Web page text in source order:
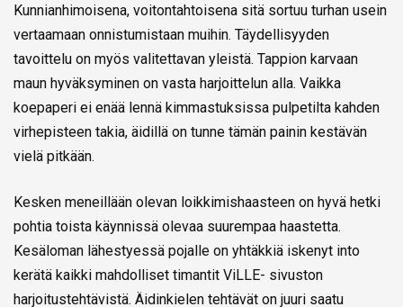
Kunnianhimoisena, voitontahtoisena sitä sortuu turhan usein
vertaamaan onnistumistaan muihin. Täydellisyyden
tavoittelu on myös valitettavan yleistä. Tappion karvaan
maun hyväksyminen on vasta harjoittelun alla. Vaikka
koepaperi ei enää lennä kimmastuksissa pulpetilta kahden
virhepisteen takia, äidillä on tunne tämän painin kestävän
vielä pitkään.
Kesken meneillään olevan loikkimishaasteen on hyvä hetki
pohtia toista käynnissä olevaa suurempaa haastetta.
Kesäloman lähestyessä pojalle on yhtäkkiä iskenyt into
kerätä kaikki mahdolliset timantit ViLLE- sivuston
harjoitustehtävistä. Äidinkielen tehtävät on juuri saatu